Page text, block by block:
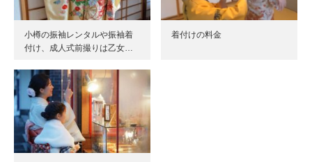
小樽の振袖レンタルや振袖着
付け、成人式前撮りは乙女…
着付けの料金